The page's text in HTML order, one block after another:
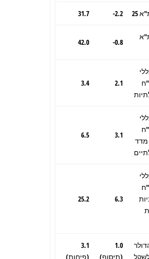
25
2.2-
31.7
0.8-
42.0
2.1
3.4
מדד
3.1
6.5
6.3
25.2
1.0
(תיסוף)
3.1
(פיחות)